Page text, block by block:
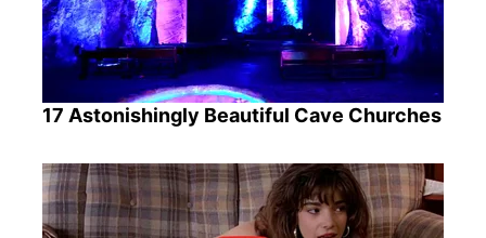
17 Astonishingly Beautiful Cave Churches